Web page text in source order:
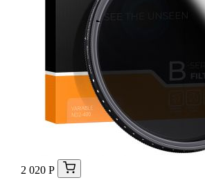
2 020 Р